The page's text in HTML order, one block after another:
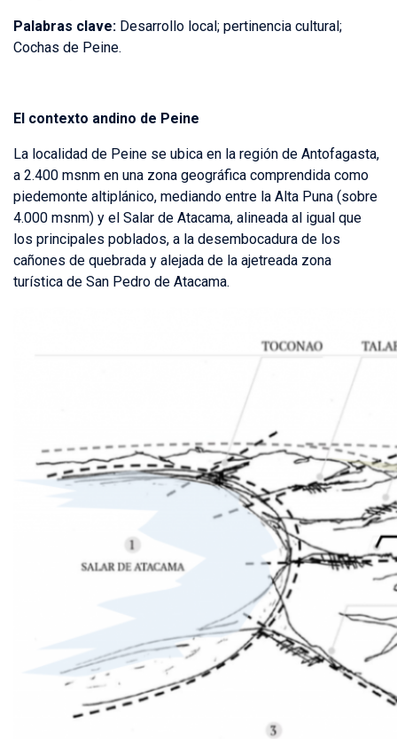
Palabras clave: Desarrollo local; pertinencia cultural;
Cochas de Peine.
El contexto andino de Peine
La localidad de Peine se ubica en la región de Antofagasta,
a 2.400 msnm en una zona geográfica comprendida como
piedemonte altiplánico, mediando entre la Alta Puna (sobre
4.000 msnm) y el Salar de Atacama, alineada al igual que
los principales poblados, a la desembocadura de los
cañones de quebrada y alejada de la ajetreada zona
turística de San Pedro de Atacama.